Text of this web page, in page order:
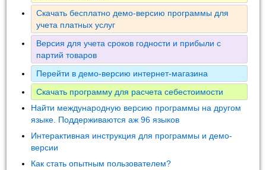
Скачать бесплатно демо-версию программы для
учета платных услуг
Версия для учета сроков годности и прибыли с
партий товаров
Перейти в демо-версию интернет-магазина
Скачать программу для расчета себестоимости
Найти международную версию программы на другом
языке. Поддерживаются аж 96 языков
Интерактивная инструкция для программы и демо-
версии
Как стать опытным пользователем?